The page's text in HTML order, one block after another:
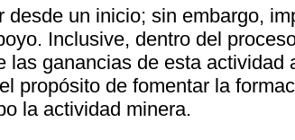
desde un inicio; sin embargo,
Inclusive, dentro del
las ganancias de esta actividad
propósito de fomentar la
la actividad minera.